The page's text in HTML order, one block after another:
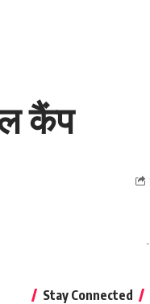
कैंप
Stay Connected